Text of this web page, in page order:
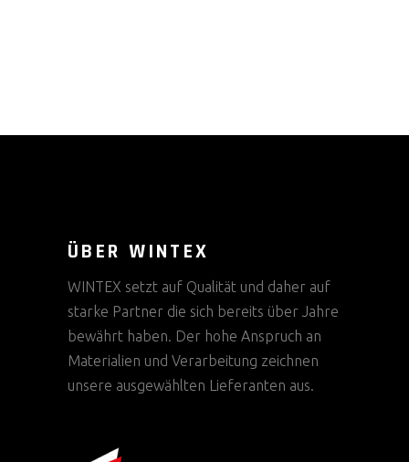
ÜBER WINTEX
WINTEX setzt auf Qualität und daher auf
starke Partner die sich bereits über Jahre
bewährt haben. Der hohe Anspruch an
Materialien und Verarbeitung zeichnen
unsere ausgewählten Lieferanten aus.